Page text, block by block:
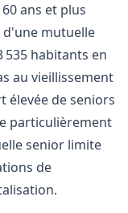
ans et plus
d'une mutuelle
535 habitants en
au vieillissement
élevée de seniors
particulièrement
senior limite
de